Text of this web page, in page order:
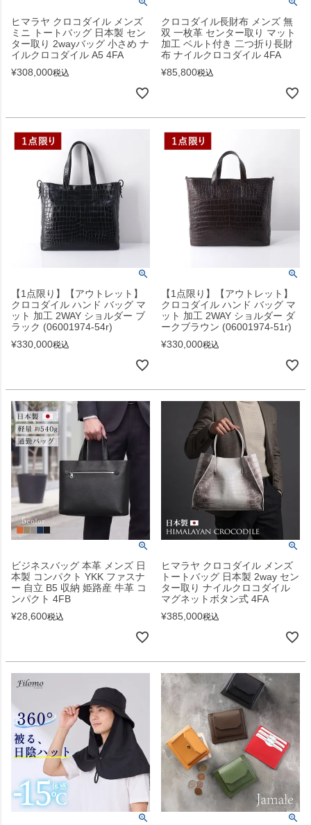
ヒマラヤ クロコダイル メンズ
ミニ トートバッグ 日本製 セン
ター取り 2wayバッグ 小さめ ナ
イルクロコダイル A5 4FA
¥308,000税込
クロコダイル長財布 メンズ 無
双 一枚革 センター取り マット
加工 ベルト付き 二つ折り長財
布 ナイルクロコダイル 4FA
¥85,800税込
【1点限り】【アウトレット】
クロコダイル ハンド バッグ マ
ット 加工 2WAY ショルダー ブ
ラック (06001974-54r)
¥330,000税込
【1点限り】【アウトレット】
クロコダイル ハンド バッグ マ
ット 加工 2WAY ショルダー ダ
ークブラウン (06001974-51r)
¥330,000税込
ビジネスバッグ 本革 メンズ 日
本製 コンパクト YKK ファスナ
ー 自立 B5 収納 姫路産 牛革 コ
ンパクト 4FB
¥28,600税込
ヒマラヤ クロコダイル メンズ
トートバッグ 日本製 2way セン
ター取り ナイルクロコダイル
マグネットボタン式 4FA
¥385,000税込